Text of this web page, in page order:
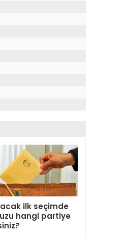
ilk seçimde
hangi partiye